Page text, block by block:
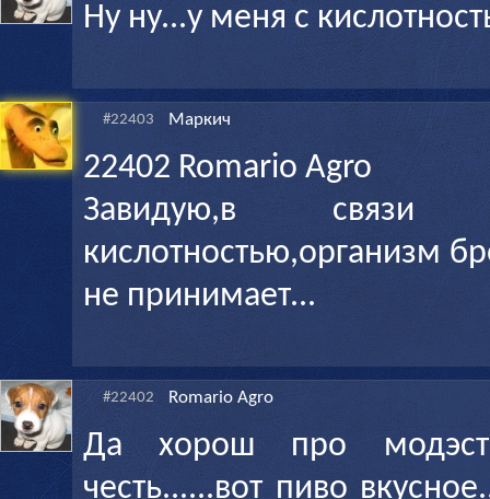
Ну ну...у меня с
#22403 Маркич
22402 Romario Agro
Завидую,в
кислотностью,организм
не принимает...
#22402 Romario Agro
Да хорош про
честь......вот пиво